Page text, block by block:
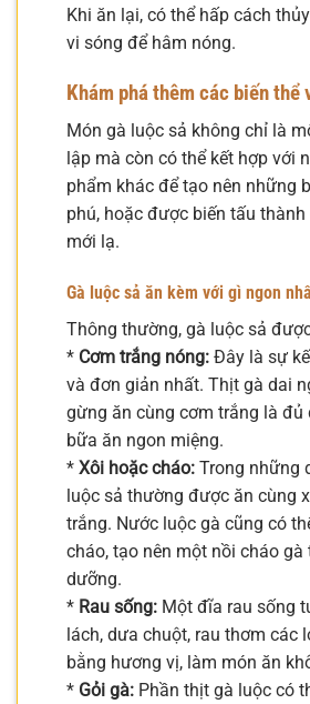
Khi ăn lại, có thể hấp cách
vi sóng để hâm nóng.
Khám phá thêm các biến thể
Món gà luộc sả không chỉ là
lập mà còn có thể kết hợp với
phẩm khác để tạo nên những
phú, hoặc được biến tấu
mới lạ.
Gà luộc sả ăn kèm với gì ngon
Thông thường, gà luộc sả
* Cơm trắng nóng: Đây là sự
và đơn giản nhất. Thịt gà dai
gừng ăn cùng cơm trắng là đủ
bữa ăn ngon miệng.
* Xôi hoặc cháo: Trong những
luộc sả thường được ăn cùng
trắng. Nước luộc gà cũng có
cháo, tạo nên một nồi cháo gà
dưỡng.
* Rau sống: Một đĩa rau sống
lách, dưa chuột, rau thơm các
bằng hương vị, làm món ăn
* Gỏi gà: Phần thịt gà luộc có